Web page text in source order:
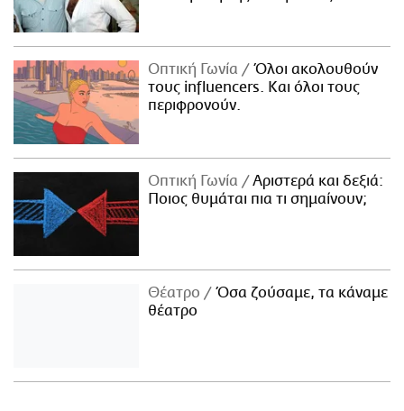
Οπτική Γωνία
Όλοι ακολουθούν
τους influencers. Και όλοι τους
περιφρονούν.
Οπτική Γωνία
Αριστερά και δεξιά:
Ποιος θυμάται πια τι σημαίνουν;
Θέατρο
Όσα ζούσαμε, τα κάναμε
θέατρο